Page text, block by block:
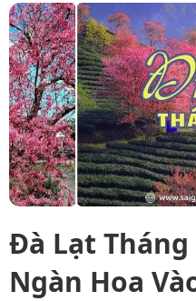
Đà Lạt Tháng
Ngàn Hoa